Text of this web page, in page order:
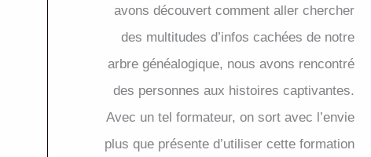
avons découvert comment aller chercher
des multitudes d’infos cachées de notre
arbre généalogique, nous avons rencontré
des personnes aux histoires captivantes.
Avec un tel formateur, on sort avec l’envie
plus que présente d’utiliser cette formation